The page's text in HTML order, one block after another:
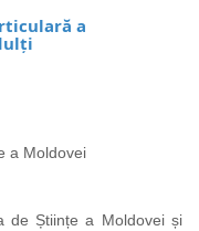
a
a Moldovei
de Științe a Moldovei și